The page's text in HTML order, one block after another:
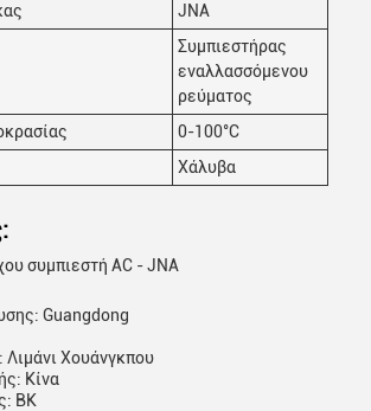
JNA
Συμπιεστήρας
εναλλασσόμενου
ρεύματος
0-100°C
Χάλυβα
συμπιεστή AC - JNA
Guangdong
Λιμάνι Χουάνγκπου
Κίνα
BK